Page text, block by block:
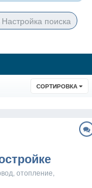
Настройка поиска
СОРТИРОВКА
отопление,